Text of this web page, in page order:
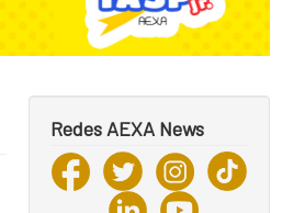
Redes AEXA News